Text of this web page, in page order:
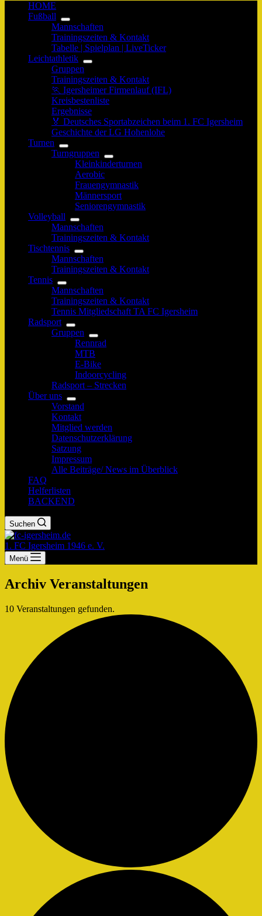
HOME
Fußball
Mannschaften
Trainingszeiten & Kontakt
Tabelle | Spielplan | LiveTicker
Leichtathletik
Gruppen
Trainingszeiten & Kontakt
🏃 Igersheimer Firmenlauf (IFL)
Kreisbestenliste
Ergebnisse
🏅 Deutsches Sportabzeichen beim 1. FC Igersheim
Geschichte der LG Hohenlohe
Turnen
Turngruppen
Kleinkinderturnen
Aerobic
Frauengymnastik
Männersport
Seniorengymnastik
Volleyball
Mannschaften
Trainingszeiten & Kontakt
Tischtennis
Mannschaften
Trainingszeiten & Kontakt
Tennis
Mannschaften
Trainingszeiten & Kontakt
Tennis Mitgliedschaft TA FC Igersheim
Radsport
Gruppen
Rennrad
MTB
E-Bike
Indoorcycling
Radsport – Strecken
Über uns
Vorstand
Kontakt
Mitglied werden
Datenschutzerklärung
Satzung
Impressum
Alle Beiträge/ News im Überblick
FAQ
Helferlisten
BACKEND
Suchen
1. FC Igersheim 1946 e. V.
Menü
Archiv Veranstaltungen
10 Veranstaltungen gefunden.